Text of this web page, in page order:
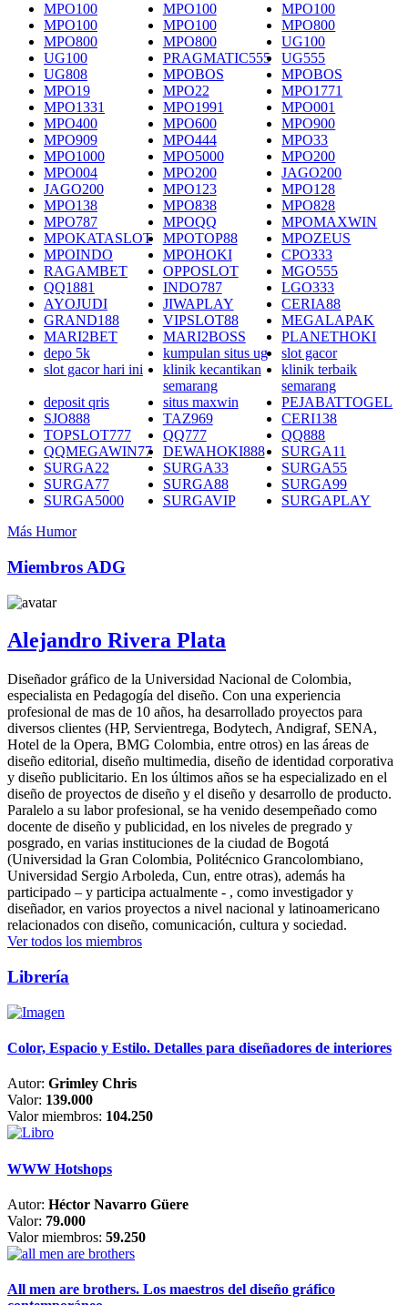
MPO100 MPO100
MPO100
MPO100
MPO100
MPO800
MPO800
MPO800
UG100
UG100
PRAGMATIC555
UG555
UG808
MPOBOS
MPOBOS
MPO19
MPO22
MPO1771
MPO1331
MPO1991
MPO001
MPO400
MPO600
MPO900
MPO909
MPO444
MPO33
MPO1000
MPO5000
MPO200
MPO004
MPO200
JAGO200
JAGO200
MPO123
MPO128
MPO138
MPO838
MPO828
MPO787
MPOQQ
MPOMAXWIN
MPOKATASLOT
MPOTOP88
MPOZEUS
MPOINDO
MPOHOKI
CPO333
RAGAMBET
OPPOSLOT
MGO555
QQ1881
INDO787
LGO333
AYOJUDI
JIWAPLAY
CERIA88
GRAND188
VIPSLOT88
MEGALAPAK
MARI2BET
MARI2BOSS
PLANETHOKI
depo 5k
kumpulan situs ug
slot gacor
slot gacor hari ini
klinik kecantikan
semarang
klinik terbaik
semarang
deposit qris
situs maxwin
PEJABATTOGEL
SJO888
TAZ969
CERI138
TOPSLOT777
QQ777
QQ888
QQMEGAWIN77
DEWAHOKI888
SURGA11
SURGA22
SURGA33
SURGA55
SURGA77
SURGA88
SURGA99
SURGA5000
SURGAVIP
SURGAPLAY
Más Humor
Miembros ADG
Alejandro Rivera Plata
Diseñador gráfico de la Universidad Nacional de Colombia,
especialista en Pedagogía del diseño. Con una experiencia
profesional de mas de 10 años, ha desarrollado proyectos para
diversos clientes (HP, Servientrega, Bodytech, Andigraf, SENA,
Hotel de la Opera, BMG Colombia, entre otros) en las áreas de
diseño editorial, diseño multimedia, diseño de identidad corporativa
y diseño publicitario. En los últimos años se ha especializado en el
diseño de proyectos de diseño y el diseño y desarrollo de producto.
Paralelo a su labor profesional, se ha venido desempeñado como
docente de diseño y publicidad, en los niveles de pregrado y
posgrado, en varias instituciones de la ciudad de Bogotá
(Universidad la Gran Colombia, Politécnico Grancolombiano,
Universidad Sergio Arboleda, Cun, entre otras), además ha
participado – y participa actualmente - , como investigador y
diseñador, en varios proyectos a nivel nacional y latinoamericano
relacionados con diseño, comunicación, cultura y sociedad.
Ver todos los miembros
Librería
Color, Espacio y Estilo. Detalles para diseñadores de interiores
Autor: Grimley Chris
Valor: 139.000
Valor miembros: 104.250
WWW Hotshops
Autor: Héctor Navarro Güere
Valor: 79.000
Valor miembros: 59.250
All men are brothers. Los maestros del diseño gráfico